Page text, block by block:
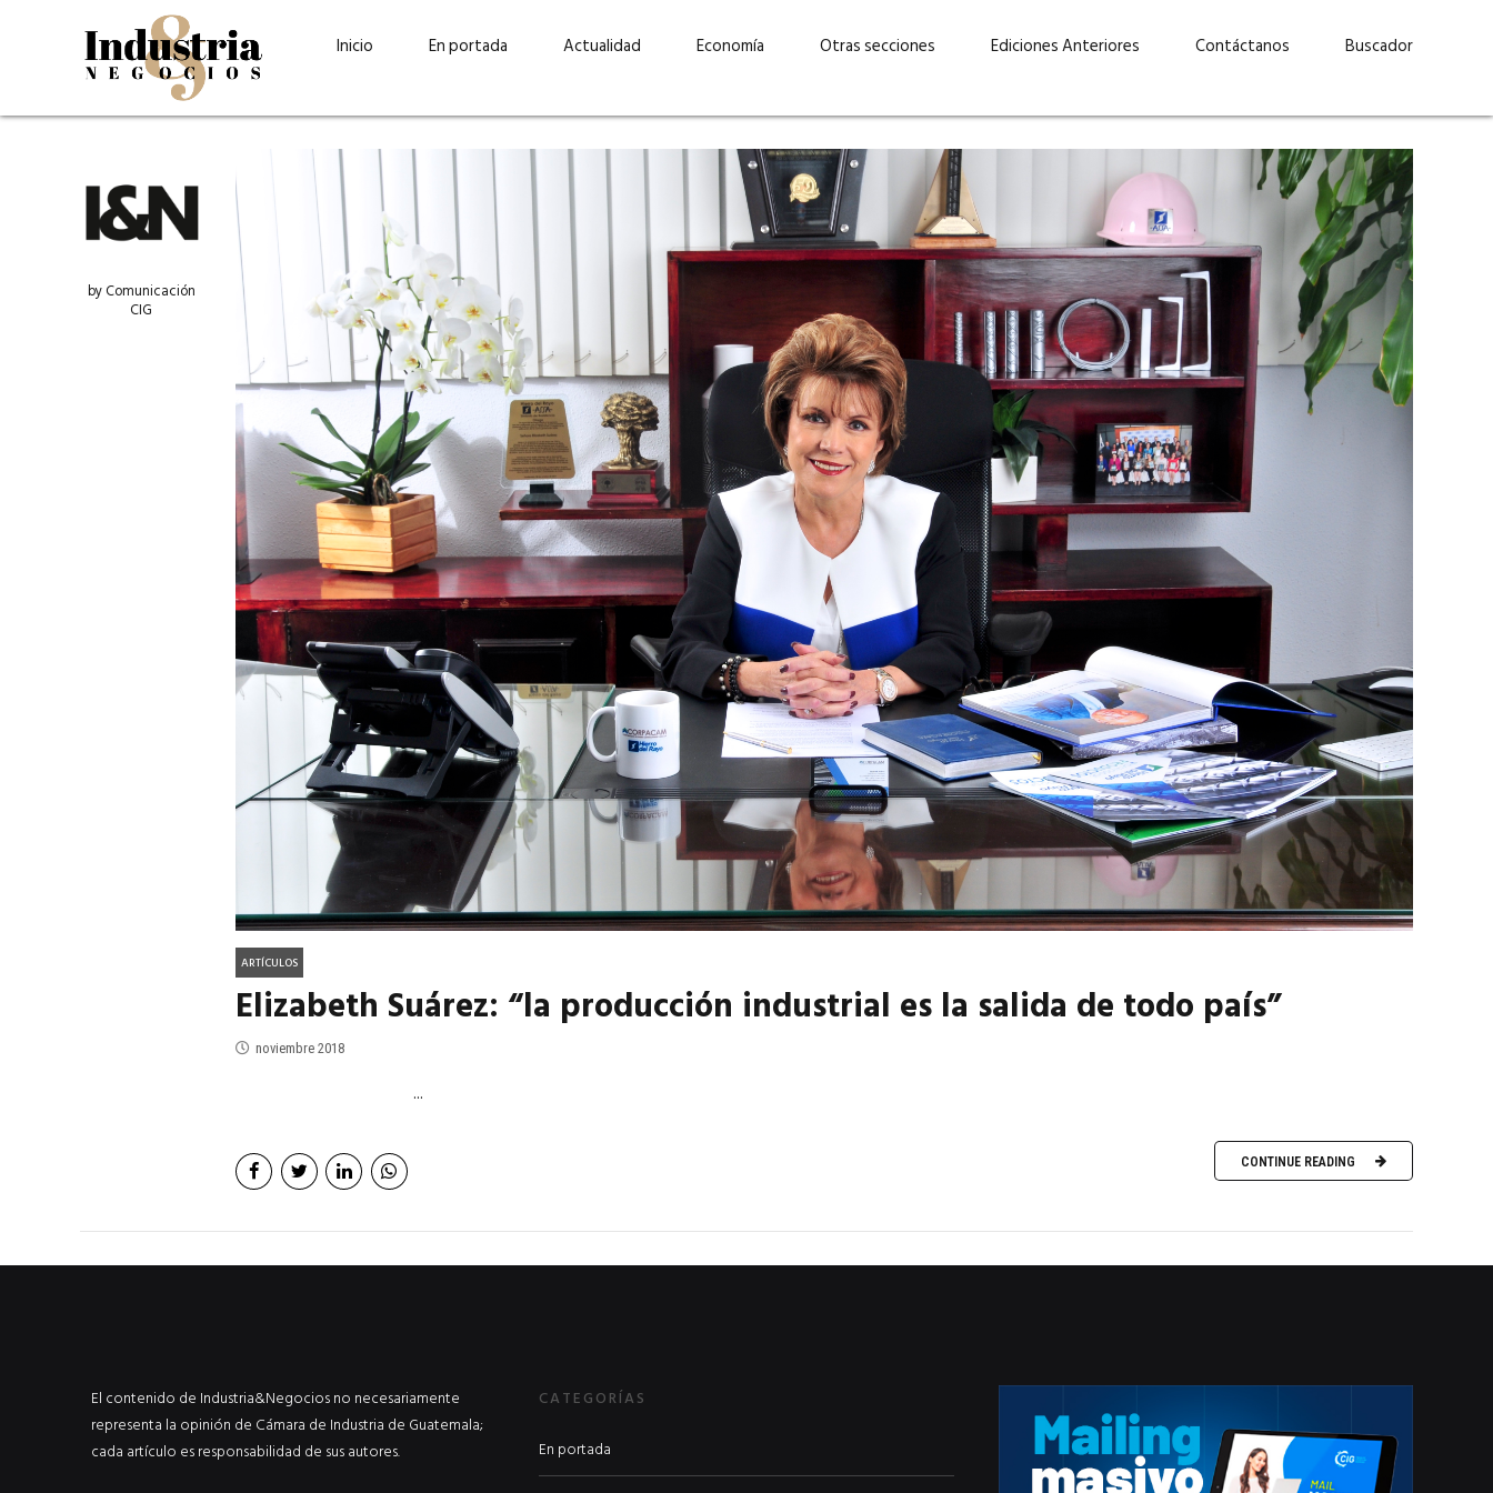
Inicio En portada
Guatehuevo: medio siglo
más accesible para los
EN PORTADA
“La sostenibilidad está en
el centro de Cervecería
Ambev Guatemala» –
Ricardo Urteaga
EN PORTADA mayo 2026
“Invertir con propósito:
cómo CBC impulsa su
crecimiento industrial a
través de la innovación y la
sostenibilidad”
EN PORTADA abril 2026
Elizabeth Suárez: “Las
mujeres podemos liderar y
abrirnos paso por nuestros
propios méritos”
EN PORTADA marzo 2026
Lucas Martínez Paz: “En
tecnología, hay que invertir
con inteligencia, no por
moda”
EN PORTADA
Actualidad Economía Otras secciones Ediciones Anteriores Contáctanos Buscador
by Comunicación
CIG
ARTÍCULOS
Elizabeth Suárez: “la producción industrial es la salida de todo país”
noviembre 2018
...
CONTINUE READING
El contenido de Industria&Negocios no necesariamente
representa la opinión de Cámara de Industria de Guatemala;
cada artículo es responsabilidad de sus autores.
CATEGORÍAS
En portada